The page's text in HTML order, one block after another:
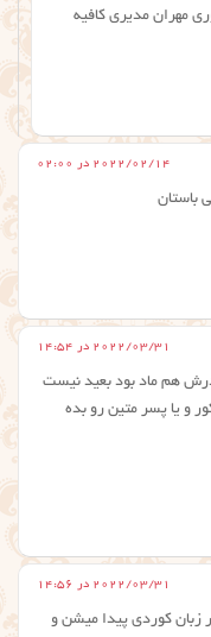
مهران مدیری کافیه
2022/02/14 در 02:00
باستان
2022/03/31 در 14:54
هم ماد بود بعید نیست
و یا پسر متین رو بده
2022/03/31 در 14:56
زبان کوردی پیدا میشن و